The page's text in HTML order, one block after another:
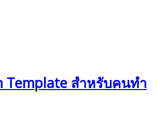
Template สำหรับคนทำ